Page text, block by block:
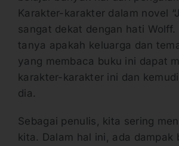
Karakter-karakter dalam novel
sangat dekat dengan hati
tanya apakah keluarga dan
yang membaca buku ini dapat
karakter-karakter ini dan
dia.
Sebagai penulis, kita sering
kita. Dalam hal ini, ada dampak